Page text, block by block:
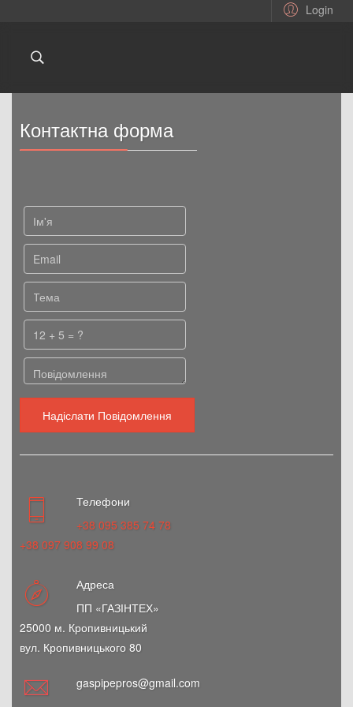
Login
Контактна форма
Надіслати Повідомлення
Телефони
+38 095 385 74 78
+38 097 908 99 08
Адреса
ПП «ГАЗІНТЕХ»
25000 м. Кропивницький
вул. Кропивницького 80
gaspipepros@gmail.com